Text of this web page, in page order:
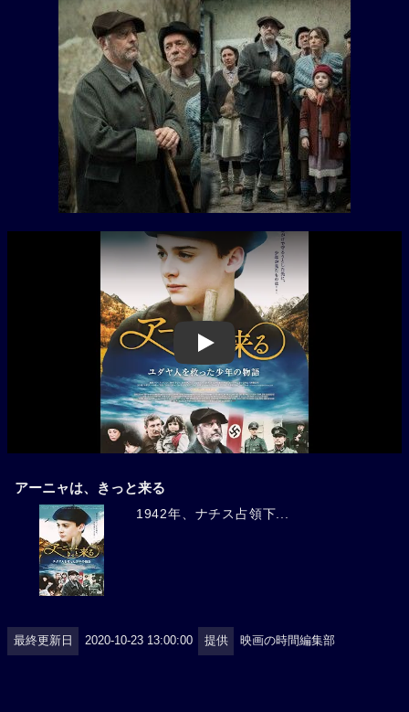
Play
アーニャは、きっと来る
1942年、ナチス占領下...
最終更新日 2020-10-23 13:00:00 提供 映画の時間編集部